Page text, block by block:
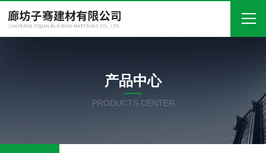
关于我们
产品中心
产品中心
PRODUCTS CENTER